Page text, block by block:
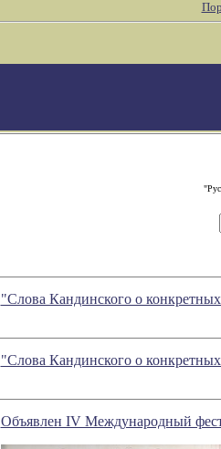
"Слова Кандинского о
"Слова Кандинского о
Объявлен IV Международный